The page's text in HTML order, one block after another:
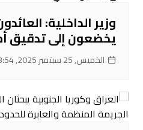
وزير الداخلية:
يخضعون إلى تدقيق
الخميس, 25 سبتمبر 2025, 13:54